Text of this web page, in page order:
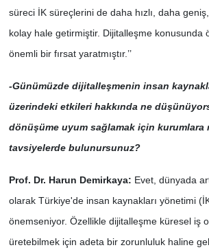
süreci İK süreçlerini de daha hızlı, daha
kolay hale getirmiştir. Dijitalleşme konusunda
önemli bir fırsat yaratmıştır.’’
-Günümüzde dijitalleşmenin insan
üzerindeki etkileri hakkında ne
dönüşüme uyum sağlamak için kurumlara
tavsiyelerde bulunursunuz?
Prof. Dr. Harun Demirkaya: Evet, dünyada
olarak Türkiye'de insan kaynakları yönetimi
önemseniyor. Özellikle dijitalleşme küresel iş
üretebilmek için adeta bir zorunluluk haline